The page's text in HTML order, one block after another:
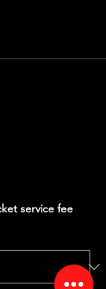
service fee